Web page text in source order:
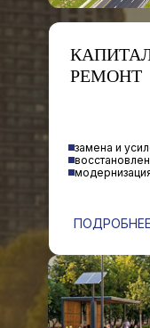
РЕМОНТ
замена и
ПОДРОБНЕЕ